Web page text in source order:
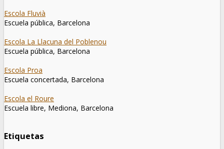
Escola Fluvià
Escuela pública, Barcelona
Escola La Llacuna del Poblenou
Escuela pública, Barcelona
Escola Proa
Escuela concertada, Barcelona
Escola el Roure
Escuela libre, Mediona, Barcelona
Etiquetas